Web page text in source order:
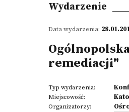
Wydarzenie
Data wydarzenia:
remediacji"
Typ wydarzenia:
Miejscowość:
Organizatorzy: